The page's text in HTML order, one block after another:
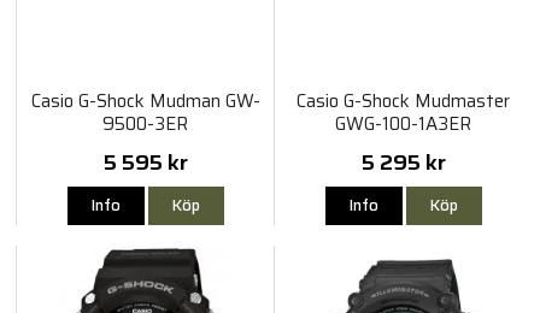
Casio G-Shock Mudman GW-
9500-3ER
5 595 kr
Info Köp
Casio G-Shock Mudmaster
GWG-100-1A3ER
5 295 kr
Info Köp